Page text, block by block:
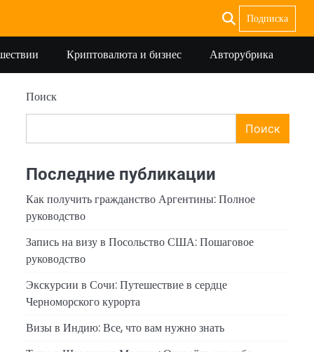
Подписка
Криптовалюта и бизнес Авторубрика
Поиск
Поиск
Последние публикации
Как получить гражданство Аргентины: Полное
руководство
Запись на визу в Посольство США: Пошаговое
руководство
Экскурсии в Сочи: Путешествие в сердце
Черноморского курорта
Визы в Индию: Все, что вам нужно знать